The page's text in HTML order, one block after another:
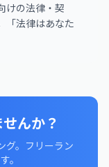
けの法律・契
「法律はあなた
んか？
グ。フリーラン
。